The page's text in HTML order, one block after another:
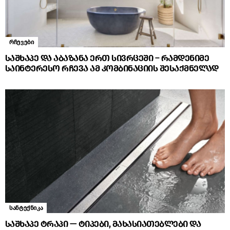
რჩევები
საშხაპე და აბაზანა ერთ სივრცეში – რამდენიმე
საინტერესო რჩევა ამ კომბინაციის შესაქმნელად
სანტექნიკა
საშხაპე ტრაპი — ტიპები, მახასიათებლები და